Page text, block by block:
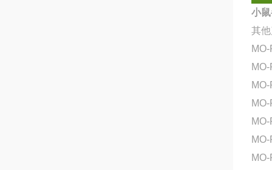
小
其